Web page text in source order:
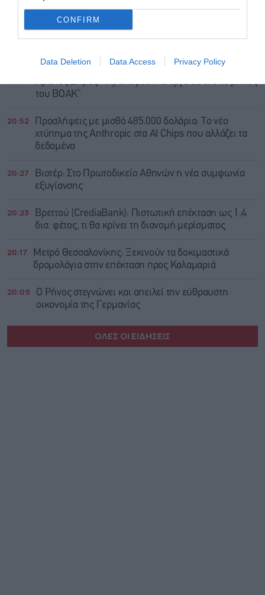
CONFIRM
Data Deletion Data Access Privacy Policy
ΡΟΗ ΕΙΔΗΣΕΩΝ ΔΗΜΟΦΙΛΗ
21:09 Fox: Εκτόξευση εσόδων στα 4,21 δισ. δολάρια (+28%)
χάρη στο Μουντιάλ
Χρίστος Δήμας: “Προχωρούν τα έργα σε όλο το μήκος
του ΒΟΑΚ”
20:52
Προσλήψεις με μισθό 485.000 δολάρια: Το νέο
χτύπημα της Anthropic στα AI Chips που αλλάζει τα
δεδομένα
20:27
Βιοτέρ: Στο Πρωτοδικείο Αθηνών η νέα συμφωνία
εξυγίανσης
20:23
Βρεττού (CrediaBank): Πιστωτική επέκταση ως 1,4
δισ. φέτος, τι θα κρίνει τη διανομή μερίσματος
20:17
Μετρό Θεσσαλονίκης: Ξεκινούν τα δοκιμαστικά
δρομολόγια στην επέκταση προς Καλαμαριά
20:09
Ο Ρήνος στεγνώνει και απειλεί την εύθραυστη
οικονομία της Γερμανίας
ΟΛΕΣ ΟΙ ΕΙΔΗΣΕΙΣ